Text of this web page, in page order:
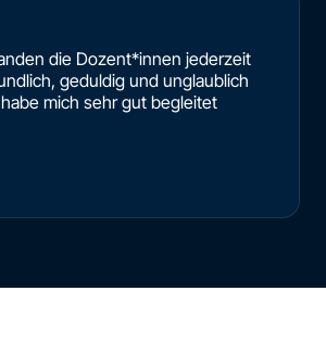
die Dozent*innen jederzeit
geduldig und unglaublich
mich sehr gut begleitet